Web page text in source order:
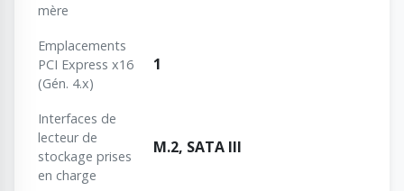
mère
Emplacements
PCI Express x16
(Gén. 4.x)
1
Interfaces de
lecteur de
stockage prises
en charge
M.2, SATA III